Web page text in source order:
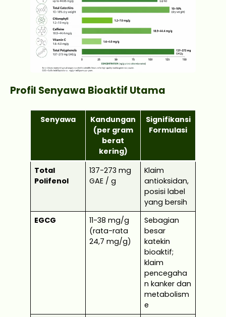
Profil Senyawa Bioaktif Utama
Senyawa
Kandungan
(per gram
berat
kering)
Signifikansi
Formulasi
Total
Polifenol
137-273 mg
GAE / g
Klaim
antioksidan,
posisi label
yang bersih
EGCG
11-38 mg/g
(rata-rata
24,7 mg/g)
Sebagian
besar
katekin
bioaktif;
klaim
pencegaha
n kanker dan
metabolism
e